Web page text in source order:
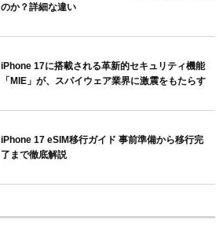
のか？詳細な違い
iPhone 17に搭載される革新的セキュリティ機能
「MIE」が、スパイウェア業界に激震をもたらす
iPhone 17 eSIM移行ガイド 事前準備から移行完
了まで徹底解説